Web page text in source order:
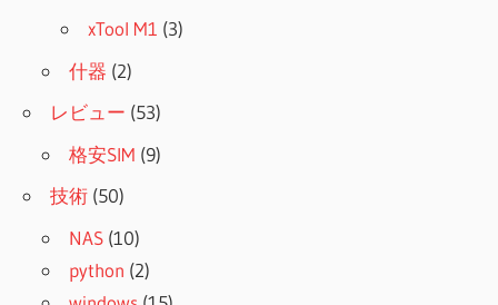
xTool M1 (3)
什器 (2)
レビュー (53)
格安SIM (9)
技術 (50)
NAS (10)
python (2)